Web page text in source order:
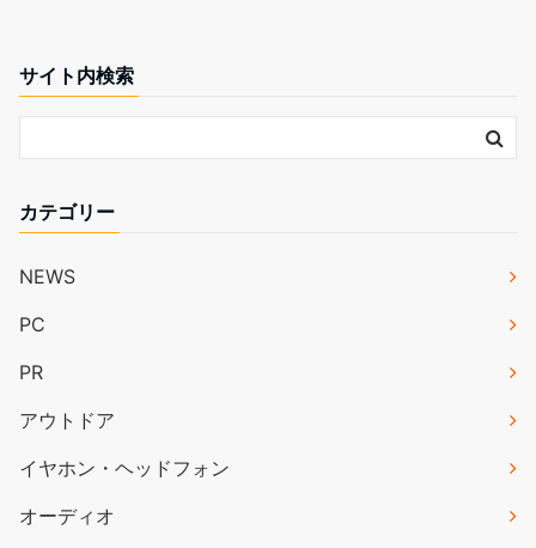
サイト内検索
カテゴリー
NEWS
PC
PR
アウトドア
イヤホン・ヘッドフォン
オーディオ